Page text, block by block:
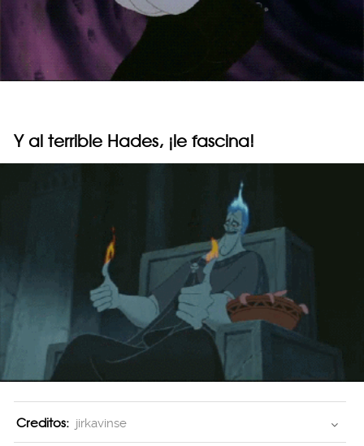
Y al terrible Hades, ¡le fascina!
Creditos: jirkavinse